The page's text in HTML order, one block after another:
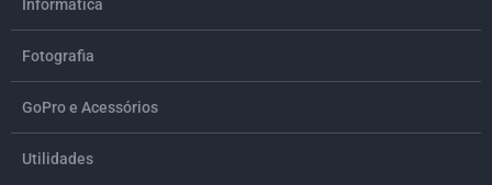
Informática
Fotografia
GoPro e Acessórios
Utilidades